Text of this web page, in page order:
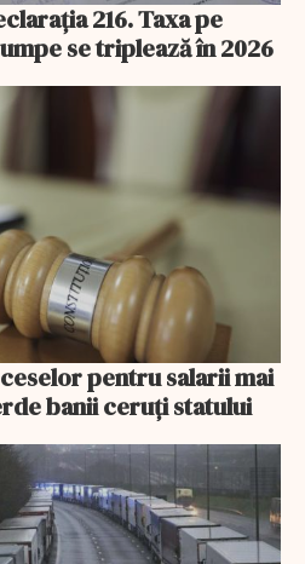
216. Taxa pe
se triplează în 2026
pentru salarii mai
banii ceruți statului